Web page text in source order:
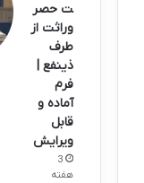
ت حصر
وراثت از
طرف
ذینفع |
فرم
آماده و
قابل
ویرایش
3
هفته